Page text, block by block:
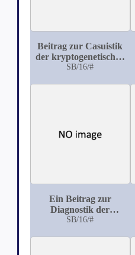
Beitrag zur Casuistik
der kryptogenetischen
Septikopyämie
SB/16/#
Ein Beitrag zur
Diagnostik der
Neubildungen in der
SB/16/#